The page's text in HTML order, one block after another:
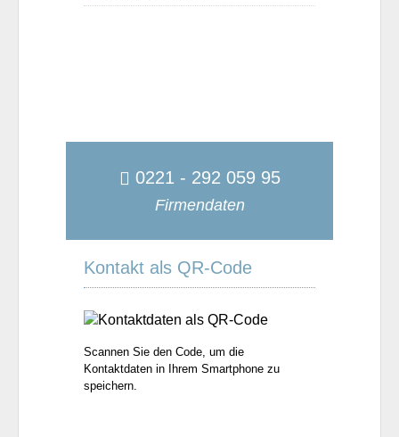
0221 - 292 059 95
Firmendaten
Kontakt als QR-Code
Scannen Sie den Code, um die
Kontaktdaten in Ihrem Smartphone zu
speichern.